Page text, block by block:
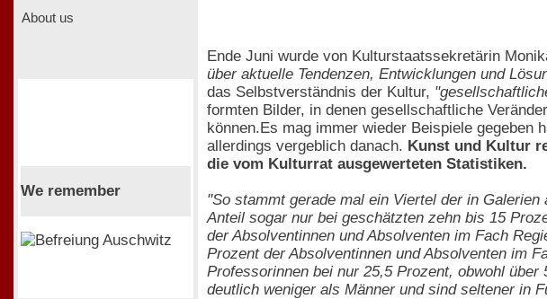
About us
We remember
Ende Juni wurde von Kulturstaatssekretärin
über aktuelle Tendenzen, Entwicklungen und
das Selbstverständnis der Kultur,
formten Bilder, in denen gesellschaftliche
können.Es mag immer wieder Beispiele gegeben
allerdings vergeblich danach. Kunst und Kultur
die vom Kulturrat ausgewerteten Statistiken.
"So stammt gerade mal ein Viertel der in
Anteil sogar nur bei geschätzten zehn bis 15
der Absolventinnen und Absolventen im Fach
Prozent der Absolventinnen und Absolventen im
Professorinnen bei nur 25,5 Prozent, obwohl
deutlich weniger als Männer und sind seltener in